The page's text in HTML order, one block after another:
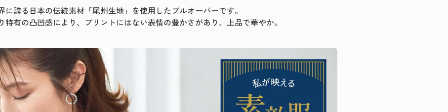
に誇る日本の伝統素材「尾州生地」を使用したプルオーバーです。
特有の凸凹感により、プリントにはない表情の豊かさがあり、上品で華やか。